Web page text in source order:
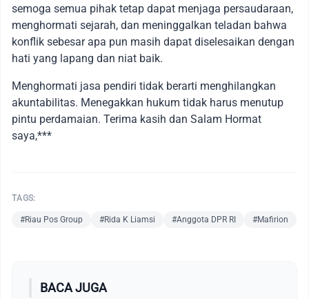
semoga semua pihak tetap dapat menjaga persaudaraan,
menghormati sejarah, dan meninggalkan teladan bahwa
konflik sebesar apa pun masih dapat diselesaikan dengan
hati yang lapang dan niat baik.
Menghormati jasa pendiri tidak berarti menghilangkan
akuntabilitas. Menegakkan hukum tidak harus menutup
pintu perdamaian. Terima kasih dan Salam Hormat
saya,***
TAGS:
#Riau Pos Group #Rida K Liamsi #Anggota DPR RI #Mafirion
BACA JUGA